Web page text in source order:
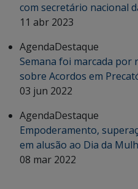
com secretário nacional
11 abr 2023
AgendaDestaque
Semana foi marcada
sobre Acordos em
03 jun 2022
AgendaDestaque
Empoderamento,
em alusão ao Dia da
08 mar 2022